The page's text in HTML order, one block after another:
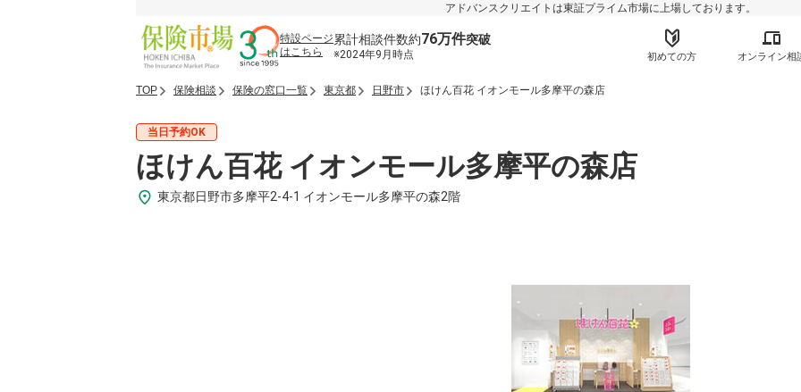
アドバンスクリエイトは東証プライム市場に上場しております。
特設ページ
はこちら
累計相談件数約76万件突破
※2024年9月時点 初めての方 オンライン相
TOP 保険相談 保険の窓口一覧 東京都 日野市 ほけん百花 イオンモール多摩平の森店
当日予約OK
ほけん百花 イオンモール多摩平の森店
東京都日野市多摩平2-4-1 イオンモール多摩平の森2階